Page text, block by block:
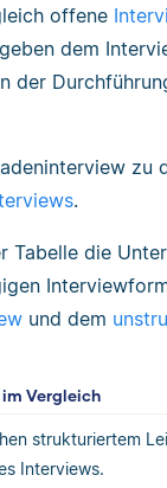
offene
dem
der
zu
.
Tabelle die
und dem
Vergleich
strukturiertem
Interviews.